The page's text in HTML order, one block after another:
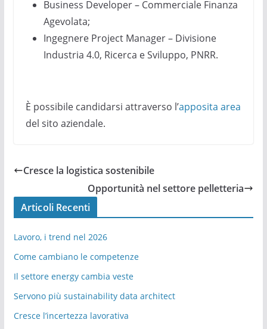
Business Developer – Commerciale Finanza
Agevolata;
Ingegnere Project Manager – Divisione
Industria 4.0, Ricerca e Sviluppo, PNRR.
È possibile candidarsi attraverso l’apposita area
del sito aziendale.
Cresce la logistica sostenibile
Opportunità nel settore pelletteria
Articoli Recenti
Lavoro, i trend nel 2026
Come cambiano le competenze
Il settore energy cambia veste
Servono più sustainability data architect
Cresce l’incertezza lavorativa